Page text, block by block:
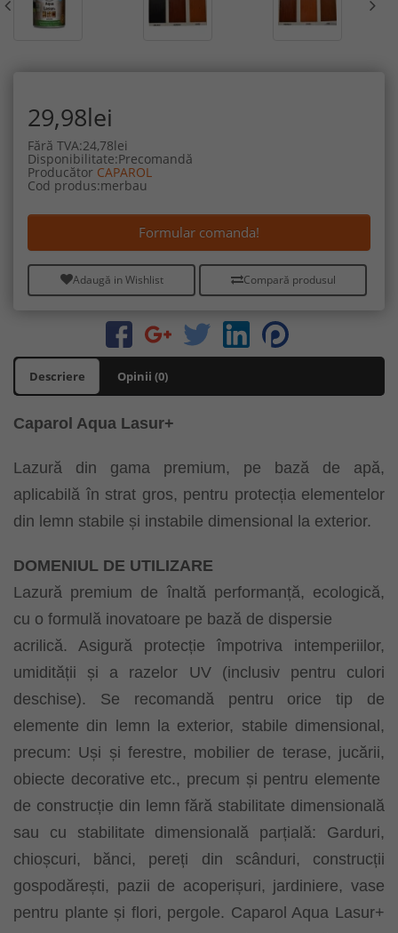
29,98lei
Fără TVA:24,78lei
Disponibilitate:Precomandă
Producător CAPAROL
Cod produs:merbau
Formular comanda!
Adaugă in Wishlist Compară produsul
Descriere Opinii (0)
Caparol Aqua Lasur+
Lazură din gama premium, pe bază de apă,
aplicabilă în strat gros, pentru protecția elementelor
din lemn stabile și instabile dimensional la exterior.
DOMENIUL DE UTILIZARE
Lazură premium de înaltă performanță, ecologică,
cu o formulă inovatoare pe bază de dispersie
acrilică. Asigură protecție împotriva intemperiilor,
umidității și a razelor UV (inclusiv pentru culori
deschise). Se recomandă pentru orice tip de
elemente din lemn la exterior, stabile dimensional,
precum: Uși și ferestre, mobilier de terase, jucării,
obiecte decorative etc., precum și pentru elemente
de construcție din lemn fără stabilitate dimensională
sau cu stabilitate dimensională parțială: Garduri,
chioșcuri, bănci, pereți din scânduri, construcții
gospodărești, pazii de acoperișuri, jardiniere, vase
pentru plante și flori, pergole. Caparol Aqua Lasur+